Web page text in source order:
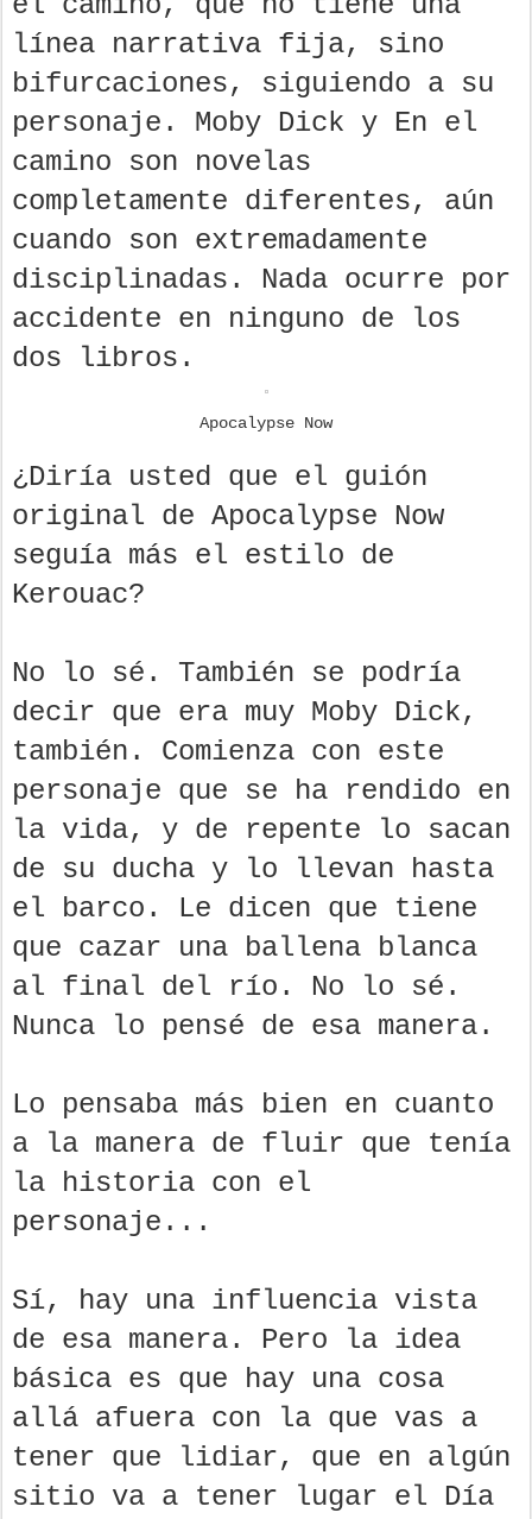
línea narrativa fija, sino
bifurcaciones, siguiendo a su
personaje. Moby Dick y En el
camino son novelas
completamente diferentes, aún
cuando son extremadamente
disciplinadas. Nada ocurre por
accidente en ninguno de los
dos libros.
Apocalypse Now
¿Diría usted que el guión
original de Apocalypse Now
seguía más el estilo de
Kerouac?
No lo sé. También se podría
decir que era muy Moby Dick,
también. Comienza con este
personaje que se ha rendido en
la vida, y de repente lo sacan
de su ducha y lo llevan hasta
el barco. Le dicen que tiene
que cazar una ballena blanca
al final del río. No lo sé.
Nunca lo pensé de esa manera.
Lo pensaba más bien en cuanto
a la manera de fluir que tenía
la historia con el
personaje...
Sí, hay una influencia vista
de esa manera. Pero la idea
básica es que hay una cosa
allá afuera con la que vas a
tener que lidiar, que en algún
sitio va a tener lugar el Día